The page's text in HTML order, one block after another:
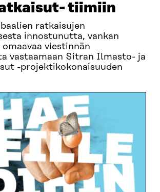
tiimiin
ratkaisujen
innostunutta, vankan
viestinnän
vastaamaan Sitran Ilmasto- ja
-projektikokonaisuuden